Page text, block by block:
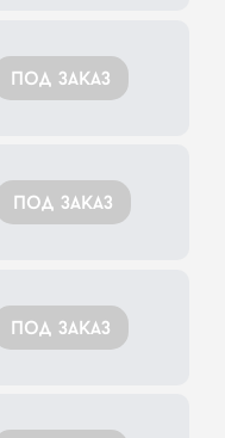
под заказ
под заказ
под заказ